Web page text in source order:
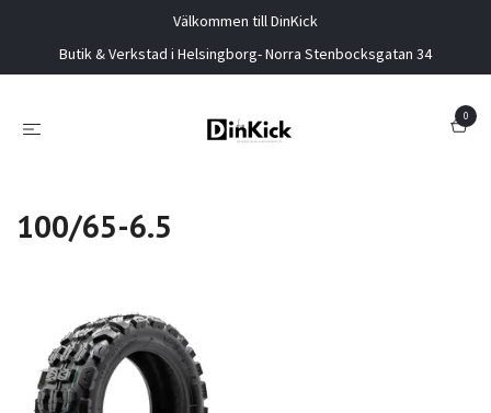
Välkommen till DinKick
Butik & Verkstad i Helsingborg- Norra Stenbocksgatan 34
0
100/65-6.5